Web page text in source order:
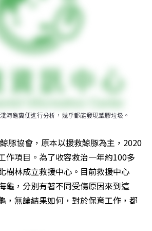
海龜糞便進行分析，幾乎都能發現塑膠垃圾。
豚協會，原本以援救鯨豚為主，2020
作項目。為了收容救治一年約100多
樹林成立救援中心。目前救援中心
龜，分別有著不同受傷原因來到這
，無論結果如何，對於保育工作，都